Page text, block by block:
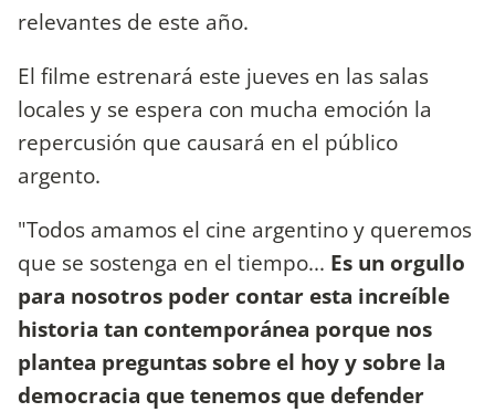
relevantes de este año.
El filme estrenará este jueves en las salas
locales y se espera con mucha emoción la
repercusión que causará en el público
argento.
"Todos amamos el cine argentino y queremos
que se sostenga en el tiempo... Es un orgullo
para nosotros poder contar esta increíble
historia tan contemporánea porque nos
plantea preguntas sobre el hoy y sobre la
democracia que tenemos que defender